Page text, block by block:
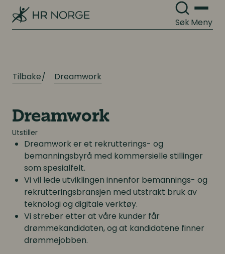
SøkMeny
Organisasjonskultur
Personalpolitikk
Arbeidsmiljø og sykefravær
Mangfold og inkludering
Digitalisering
Digitale løsninger innen HR
Digitale løsninger i virksomheten
Kompetanse- og talentledelse
Lønn og ytelser
Pensjon
Lønnsoppgjøret og tariff
Digitalisering
Digitale løsninger innen HR
Tilbake Dreamwork
Dreamwork
Utstiller
Dreamwork er et rekrutterings- og
bemanningsbyrå med kommersielle stillinger
som spesialfelt.
Vi vil lede utviklingen innenfor bemannings- og
rekrutteringsbransjen med utstrakt bruk av
teknologi og digitale verktøy.
Vi streber etter at våre kunder får
drømmekandidaten, og at kandidatene finner
drømmejobben.